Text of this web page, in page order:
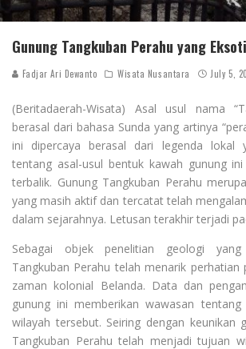
Gunung Tangkuban Perahu yang
Fadjar Ari Dewanto Wisata Nusantara July 5,
(Beritadaerah-Wisata) Asal usul nama
berasal dari bahasa Sunda yang artinya
ini dipercaya berasal dari legenda lokal
tentang asal-usul bentuk kawah gunung
terbalik. Gunung Tangkuban Perahu
yang masih aktif dan tercatat telah
dalam sejarahnya. Letusan terakhir terjadi
Sebagai objek penelitian geologi
Tangkuban Perahu telah menarik perhatian
zaman kolonial Belanda. Data dan
gunung ini memberikan wawasan
wilayah tersebut. Seiring dengan keunikan
Tangkuban Perahu telah menjadi tujuan